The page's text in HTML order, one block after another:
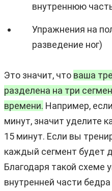
внутреннюю
Упражнения на
разведение ног)
Это значит, что ваша
разделена на три
времени. Например,
минут, значит уделите
15 минут. Если вы
каждый сегмент будет
Благодаря такой схеме
внутренней части